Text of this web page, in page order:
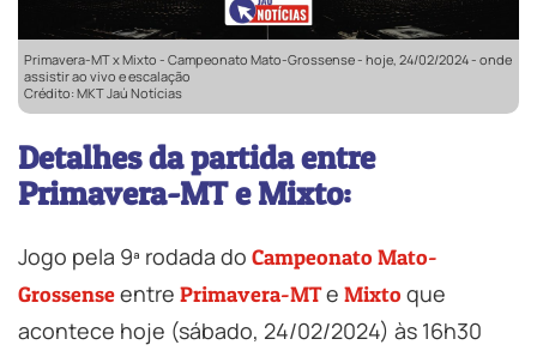
Primavera-MT x Mixto - Campeonato Mato-Grossense - hoje, 24/02/2024 - onde
assistir ao vivo e escalação
Crédito: MKT Jaú Notícias
Detalhes da partida entre
Primavera-MT e Mixto:
Jogo pela 9ª rodada do Campeonato Mato-
Grossenseentre Primavera-MTe Mixto que
acontece hoje (sábado, 24/02/2024) às 16h30